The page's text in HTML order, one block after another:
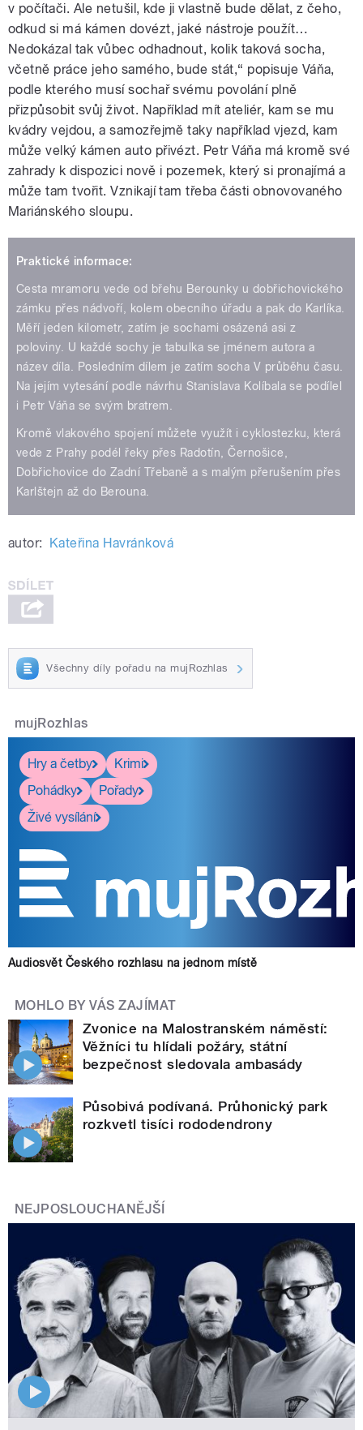
v počítači. Ale netušil, kde ji vlastně bude dělat, z čeho,
odkud si má kámen dovézt, jaké nástroje použít…
Nedokázal tak vůbec odhadnout, kolik taková socha,
včetně práce jeho samého, bude stát,“ popisuje Váňa,
podle kterého musí sochař svému povolání plně
přizpůsobit svůj život. Například mít ateliér, kam se mu
kvádry vejdou, a samozřejmě taky například vjezd, kam
může velký kámen auto přivézt. Petr Váňa má kromě své
zahrady k dispozici nově i pozemek, který si pronajímá a
může tam tvořit. Vznikají tam třeba části obnovovaného
Mariánského sloupu.
Praktické informace:
Cesta mramoru vede od břehu Berounky u dobřichovického
zámku přes nádvoří, kolem obecního úřadu a pak do Karlíka.
Měří jeden kilometr, zatím je sochami osázená asi z
poloviny. U každé sochy je tabulka se jménem autora a
název díla. Posledním dílem je zatím socha V průběhu času.
Na jejím vytesání podle návrhu Stanislava Kolíbala se podílel
i Petr Váňa se svým bratrem.
Kromě vlakového spojení můžete využít i cyklostezku, která
vede z Prahy podél řeky přes Radotín, Černošice,
Dobřichovice do Zadní Třebaně a s malým přerušením přes
Karlštejn až do Berouna.
autor: Kateřina Havránková
Všechny díly pořadu na mujRozhlas
mujRozhlas
Hry a četby
Krimi
Pohádky
Pořady
Živé vysílání
Audiosvět Českého rozhlasu na jednom místě
MOHLO BY VÁS ZAJÍMAT
Zvonice na Malostranském náměstí:
Věžníci tu hlídali požáry, státní
bezpečnost sledovala ambasády
Působivá podívaná. Průhonický park
rozkvetl tisíci rododendrony
NEJPOSLOUCHANĚJŠÍ